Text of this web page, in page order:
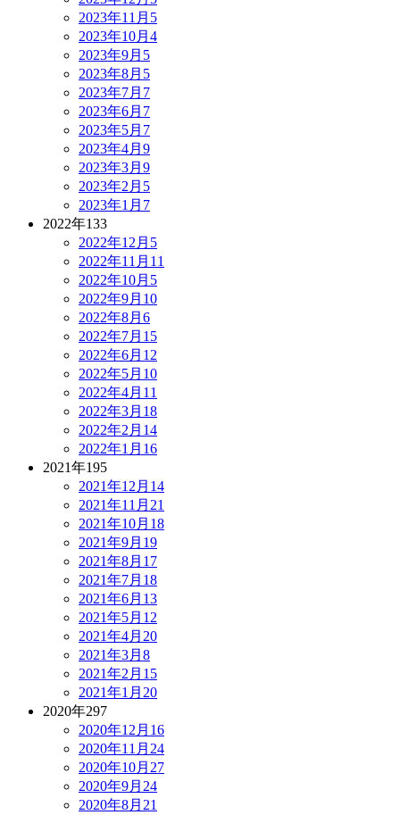
2023年11月 5
2023年10月 4
2023年9月 5
2023年8月 5
2023年7月 7
2023年6月 7
2023年5月 7
2023年4月 9
2023年3月 9
2023年2月 5
2023年1月 7
2022年133
2022年12月 5
2022年11月 11
2022年10月 5
2022年9月 10
2022年8月 6
2022年7月 15
2022年6月 12
2022年5月 10
2022年4月 11
2022年3月 18
2022年2月 14
2022年1月 16
2021年195
2021年12月 14
2021年11月 21
2021年10月 18
2021年9月 19
2021年8月 17
2021年7月 18
2021年6月 13
2021年5月 12
2021年4月 20
2021年3月 8
2021年2月 15
2021年1月 20
2020年297
2020年12月 16
2020年11月 24
2020年10月 27
2020年9月 24
2020年8月 21